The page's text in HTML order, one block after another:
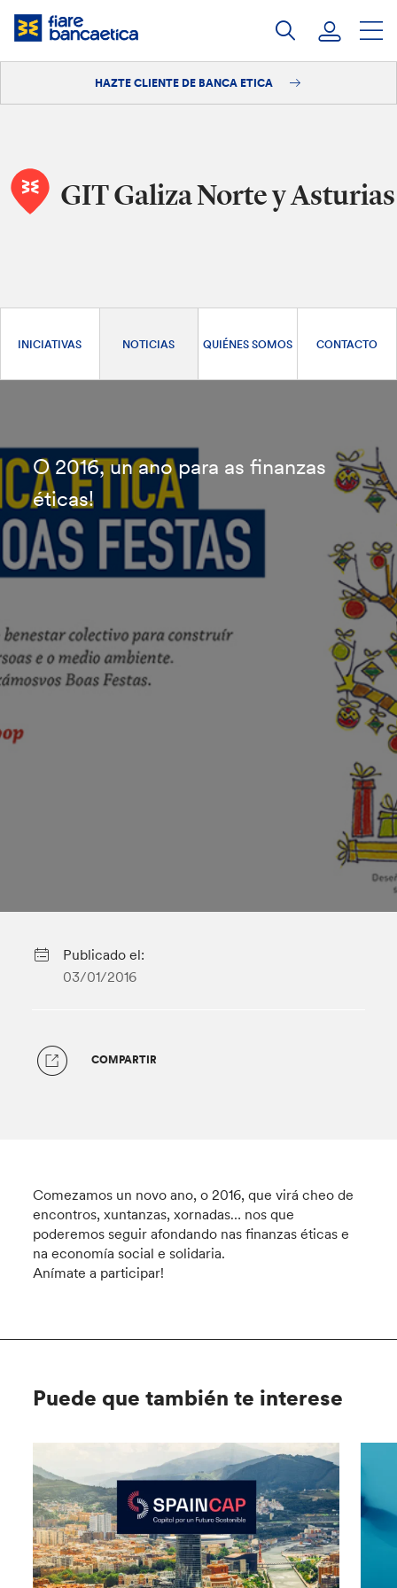
Saltar
HAZTE CLIENTE DE BANCA ETICA
GIT Galiza Norte y Asturias
INICIATIVAS NOTICIAS QUIÉNES SOMOS CONTACTO
O 2016, un ano para as finanzas
éticas!
Publicado el:
03/01/2016
COMPARTIR
Comezamos un novo ano, o 2016, que virá cheo de
encontros, xuntanzas, xornadas… nos que
poderemos seguir afondando nas finanzas éticas e
na economía social e solidaria.
Anímate a participar!
Puede que también te interese